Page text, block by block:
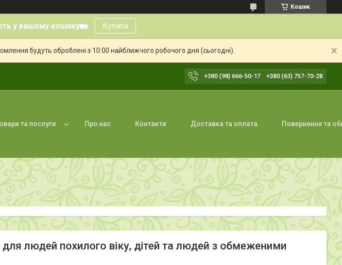
Кошик
у вашому кошику🏡 Купити
будуть оброблені з 10:00 найближчого робочого дня (сьогодні).
+380 (98) 666-50-17 +380 (63) 757-70-28
та послуги Про нас Контакти Доставка та оплата Повернення та
для людей похилого віку, дітей та людей з обмеженими